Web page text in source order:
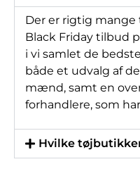
Der er rigtig
Black Friday tilbud
i vi samlet de
både et udvalg af
mænd, samt en
forhandlere, som
Hvilke